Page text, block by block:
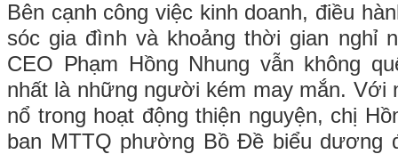
Bên cạnh công việc kinh doanh, điều
sóc gia đình và khoảng thời gian nghỉ
CEO Phạm Hồng Nhung vẫn không
nhất là những người kém may mắn. Với
nổ trong hoạt động thiện nguyện, chị
ban MTTQ phường Bồ Đề biểu dương